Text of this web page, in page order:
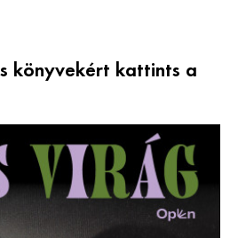
könyvekért kattints a